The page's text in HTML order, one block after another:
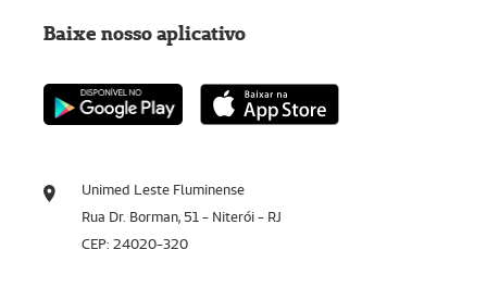
Unimed Leste Fluminense
Rua Dr. Borman, 51 - Niterói - RJ
CEP: 24020-320
Baixe nosso aplicativo